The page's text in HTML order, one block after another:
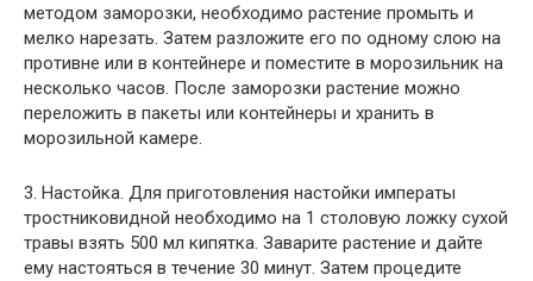
методом заморозки, необходимо растение промыть и
мелко нарезать. Затем разложите его по одному слою на
противне или в контейнере и поместите в морозильник на
несколько часов. После заморозки растение можно
переложить в пакеты или контейнеры и хранить в
морозильной камере.
3. Настойка. Для приготовления настойки императы
тростниковидной необходимо на 1 столовую ложку сухой
травы взять 500 мл кипятка. Заварите растение и дайте
ему настояться в течение 30 минут. Затем процедите